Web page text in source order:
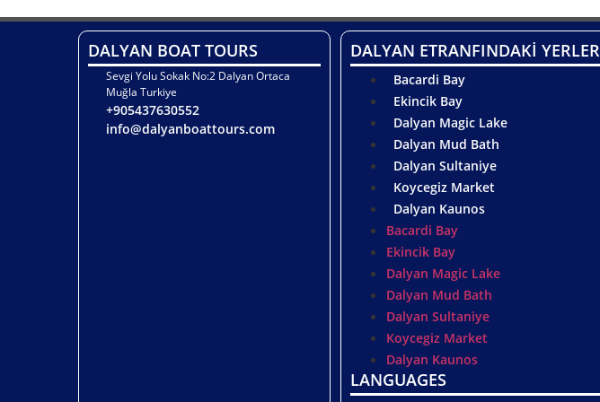
DALYAN BOAT TOURS
Sevgi Yolu Sokak No:2 Dalyan Ortaca
Muğla Turkiye
+905437630552
info@dalyanboattours.com
DALYAN ETRANFINDAKİ YERLER
Bacardi Bay
Ekincik Bay
Dalyan Magic Lake
Dalyan Mud Bath
Dalyan Sultaniye
Koycegiz Market
Dalyan Kaunos
Bacardi Bay
Ekincik Bay
Dalyan Magic Lake
Dalyan Mud Bath
Dalyan Sultaniye
Koycegiz Market
Dalyan Kaunos
LANGUAGES